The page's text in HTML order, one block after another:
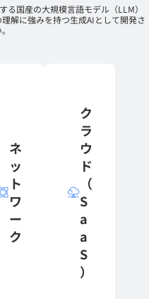
国産の大規模言語モデル（LLM）
解に強みを持つ生成AIとして開発さ
ネ
ッ
ト
ワ
ー
ク
ク
ラ
ウ
ド
（
S
a
a
S
）